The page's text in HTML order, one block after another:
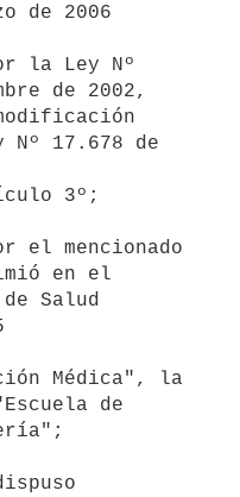
de 2006
la Ley Nº
de 2002,
17.678 de
3º;
el mencionado
en el
Salud
Médica", la
de